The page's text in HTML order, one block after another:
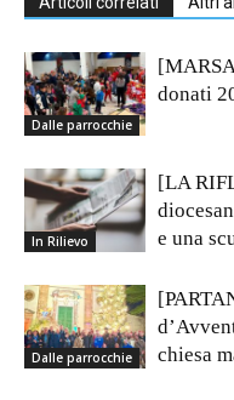
Dalle parrocchie
donati
In Rilievo
[LA
e una
Dalle parrocchie
chiesa